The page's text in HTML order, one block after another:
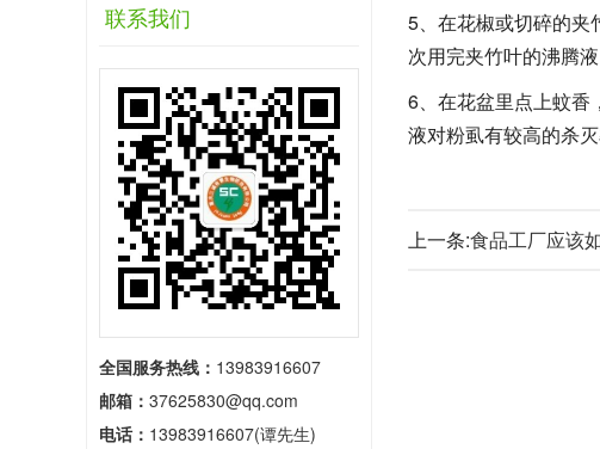
联系我们
全国服务热线： 13983916607
邮箱： 37625830@qq.com
电话： 13983916607(谭先生)
5、在花椒或切碎的夹
次用完夹竹叶的沸腾液
6、在花盆里点上蚊香
液对粉虱有较高的杀
上一条:食品工厂应该